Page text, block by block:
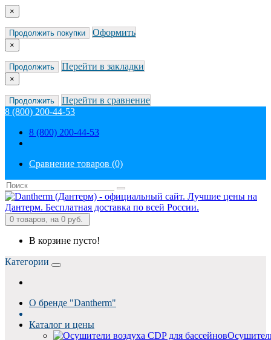
×
Продолжить покупки Оформить
×
Продолжить Перейти в закладки
×
Продолжить
Перейти в сравнение
8 (800) 200-44-53
8 (800) 200-44-53
Сравнение товаров (0)
0 товаров, на 0 руб.
В корзине пусто!
Категории
О бренде "Dantherm"
Каталог и цены